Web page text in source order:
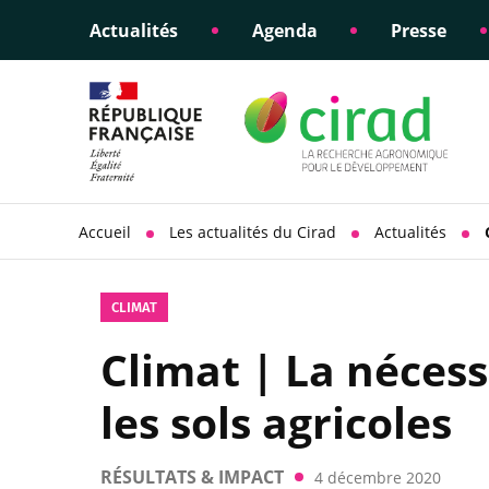
Actualités Agenda Presse
Éclairer les politiques
Appui à la
scientifique
Engagements éthiques
sociétale
Accueil Les actualités du Cirad Actualités
CLIMAT
Climat | La
les sols agricoles
RÉSULTATS & IMPACT 4 décembre 2020